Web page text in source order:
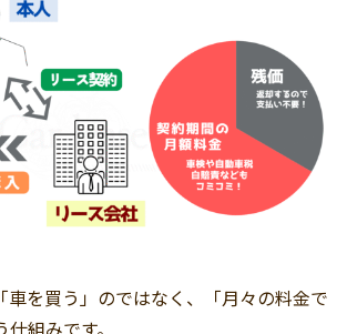
車を買う」のではなく、「月々の料金で
組みです。